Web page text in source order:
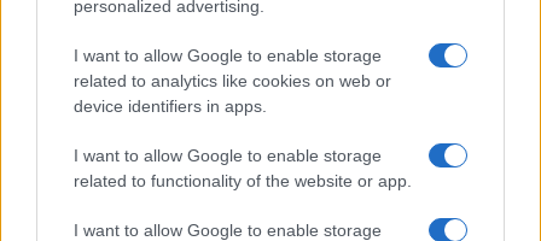
personalized advertising.
I want to allow Google to enable storage
related to analytics like cookies on web or
device identifiers in apps.
I want to allow Google to enable storage
related to functionality of the website or app.
I want to allow Google to enable storage
neve a bassa quota